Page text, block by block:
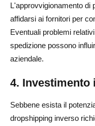
L'approvvigionamento di
affidarsi ai fornitori per
Eventuali problemi
spedizione possono
aziendale.
4. Investimento
Sebbene esista il
dropshipping inverso